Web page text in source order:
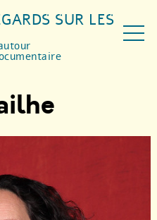
SUR LES